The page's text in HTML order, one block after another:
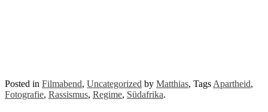
Posted in Filmabend, Uncategorized by Matthias, Tags Apartheid,
Fotografie, Rassismus, Regime, Südafrika.